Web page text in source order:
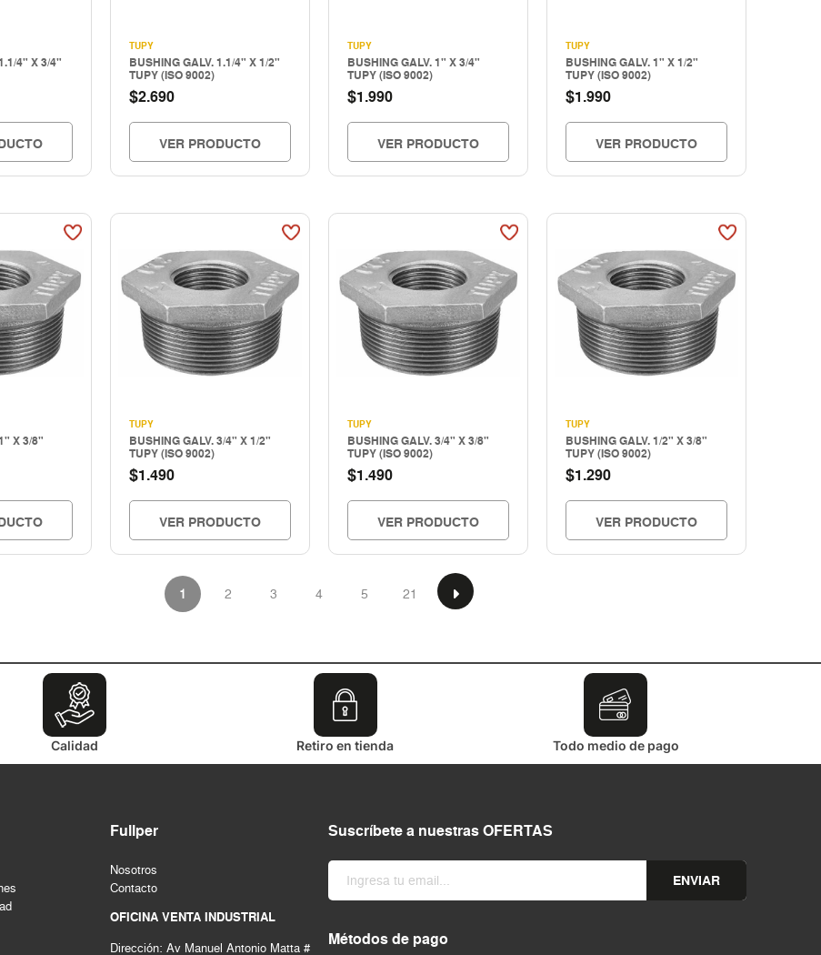
4" X 3/4"
TUPY
BUSHING GALV. 1.1/4" X 1/2"
TUPY (ISO 9002)
$2.690
VER PRODUCTO
TUPY
BUSHING GALV. 1" X 3/4"
TUPY (ISO 9002)
$1.990
VER PRODUCTO
TUPY
BUSHING GALV. 1" X 1/2"
TUPY (ISO 9002)
$1.990
VER PRODUCTO
X 3/8"
TUPY
BUSHING GALV. 3/4" X 1/2"
TUPY (ISO 9002)
$1.490
VER PRODUCTO
TUPY
BUSHING GALV. 3/4" X 3/8"
TUPY (ISO 9002)
$1.490
VER PRODUCTO
TUPY
BUSHING GALV. 1/2" X 3/8"
TUPY (ISO 9002)
$1.290
VER PRODUCTO
1 2 3 4 5 21
Calidad Retiro en tienda Todo medio de pago
Fullper
Nosotros
Contacto
OFICINA VENTA INDUSTRIAL
Dirección: Av Manuel Antonio Matta #
Suscríbete a nuestras OFERTAS
ENVIAR
Métodos de pago